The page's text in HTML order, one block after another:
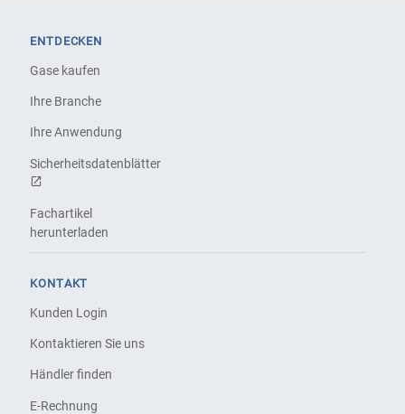
ENTDECKEN
Gase kaufen
Ihre Branche
Ihre Anwendung
Sicherheitsdatenblätter
Fachartikel
herunterladen
KONTAKT
Kunden Login
Kontaktieren Sie uns
Händler finden
E-Rechnung